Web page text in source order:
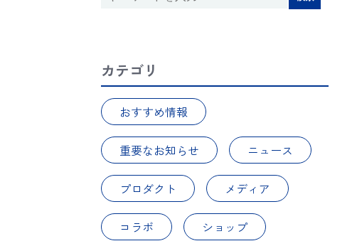
カテゴリ
おすすめ情報
重要なお知らせ ニュース
プロダクト メディア
コラボ ショップ